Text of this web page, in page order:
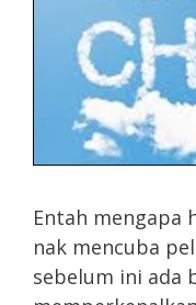
Entah mengapa
nak mencuba
sebelum ini ada